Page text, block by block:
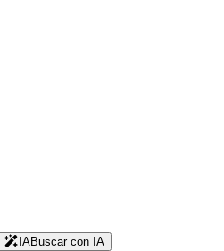
IABuscar con IA